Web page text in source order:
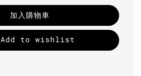
加入購物車
Add to wishlist